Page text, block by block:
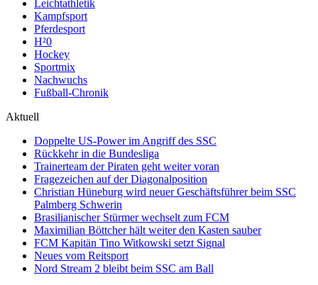
Leichtathletik
Kampfsport
Pferdesport
H²0
Hockey
Sportmix
Nachwuchs
Fußball-Chronik
Aktuell
Doppelte US-Power im Angriff des SSC
Rückkehr in die Bundesliga
Trainerteam der Piraten geht weiter voran
Fragezeichen auf der Diagonalposition
Christian Hüneburg wird neuer Geschäftsführer beim SSC
Palmberg Schwerin
Brasilianischer Stürmer wechselt zum FCM
Maximilian Böttcher hält weiter den Kasten sauber
FCM Kapitän Tino Witkowski setzt Signal
Neues vom Reitsport
Nord Stream 2 bleibt beim SSC am Ball